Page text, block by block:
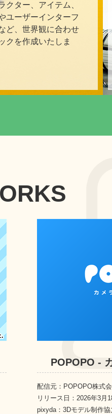
クター、アイテム、
ユーザーインターフ
ど、世界観に合わせ
クを作成いたしま
POPOPO -
配信元：POPOPO株式
リリース日：2026年3月
pixyda：3Dモデル制作